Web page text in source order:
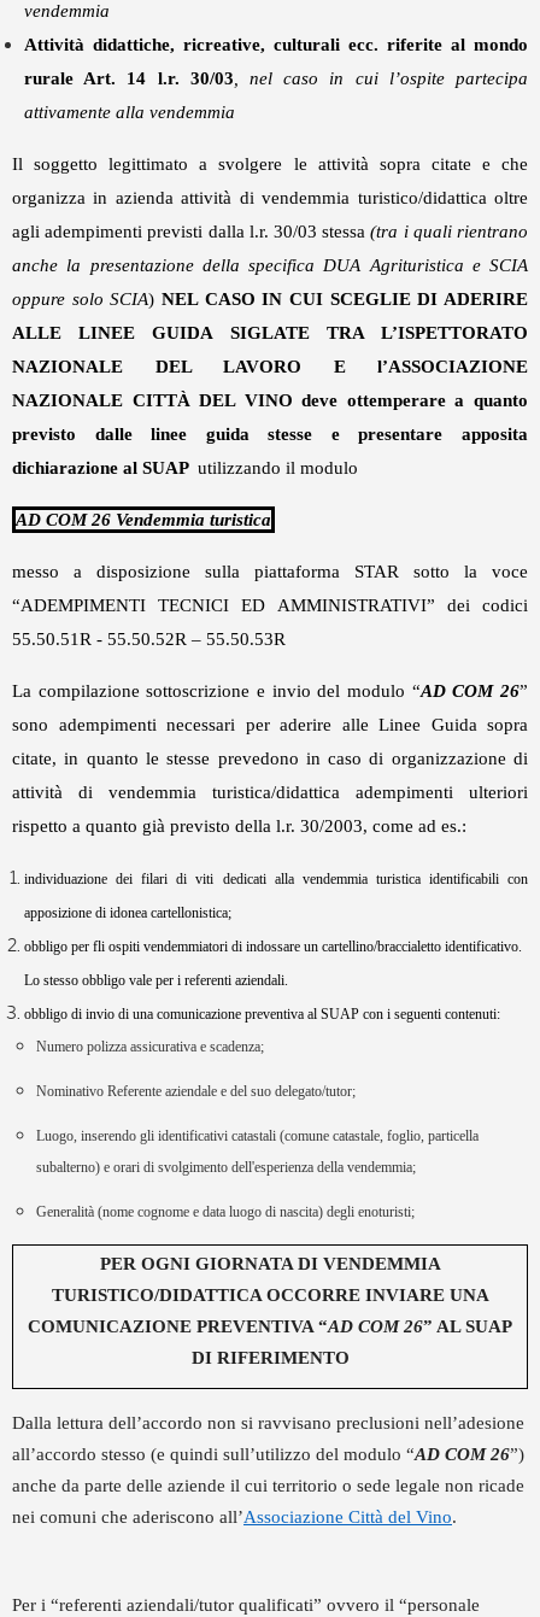
vendemmia
Attività didattiche, ricreative, culturali ecc. riferite al mondo
rurale Art. 14 l.r. 30/03 , nel caso in cui l’ospite partecipa
attivamente alla vendemmia
Il soggetto legittimato a svolgere le attività sopra citate e che
organizza in azienda attività di vendemmia turistico/didattica oltre
agli adempimenti previsti dalla l.r. 30/03 stessa(tra i quali rientrano
anche la presentazione della specifica DUA Agrituristica e SCIA
oppure solo SCIA)NEL CASO IN CUI SCEGLIE DI ADERIRE
ALLE LINEE GUIDA SIGLATE TRA L’ISPETTORATO
NAZIONALE DEL LAVORO E l’ASSOCIAZIONE
NAZIONALE CITTÀ DEL VINO deve ottemperare a quanto
previsto dalle linee guida stesse e presentare apposita
dichiarazione al SUAP utilizzando il modulo
AD COM 26 Vendemmia turistica
messo a disposizione sulla piattaforma STAR sotto la voce
“ADEMPIMENTI TECNICI ED AMMINISTRATIVI” dei codici
55.50.51R - 55.50.52R – 55.50.53R
La compilazione sottoscrizione e invio del modulo “AD COM 26”
sono adempimenti necessari per aderire alle Linee Guida sopra
citate, in quanto le stesse prevedono in caso di organizzazione di
attività di vendemmia turistica/didattica adempimenti ulteriori
rispetto a quanto già previsto della l.r. 30/2003, come ad es.:
individuazione dei filari di viti dedicati alla vendemmia turistica identificabili con
apposizione di idonea cartellonistica;
obbligo per fli ospiti vendemmiatori di indossare un cartellino/braccialetto identificativo.
Lo stesso obbligo vale per i referenti aziendali.
obbligo di invio di una comunicazione preventiva al SUAP con i seguenti contenuti:
Numero polizza assicurativa e scadenza;
Nominativo Referente aziendale e del suo delegato/tutor;
Luogo, inserendo gli identificativi catastali (comune catastale, foglio, particella
subalterno) e orari di svolgimento dell'esperienza della vendemmia;
Generalità (nome cognome e data luogo di nascita) degli enoturisti;
PER OGNI GIORNATA DI VENDEMMIA
TURISTICO/DIDATTICA OCCORRE INVIARE UNA
COMUNICAZIONE PREVENTIVA “AD COM 26” AL SUAP
DI RIFERIMENTO
Dalla lettura dell’accordo non si ravvisano preclusioni nell’adesione
all’accordo stesso (e quindi sull’utilizzo del modulo “AD COM 26”)
anche da parte delle aziende il cui territorio o sede legale non ricade
nei comuni che aderiscono all’Associazione Città del Vino.
Per i “referenti aziendali/tutor qualificati” ovvero il “personale